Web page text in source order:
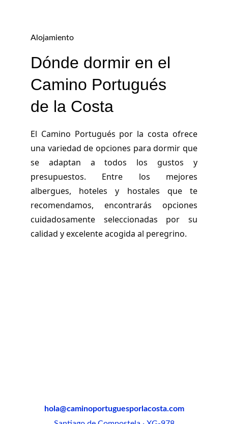
Alojamiento
Dónde dormir en el
Camino Portugués
de la Costa
El Camino Portugués por la costa ofrece
una variedad de opciones para dormir que
se adaptan a todos los gustos y
presupuestos. Entre los mejores
albergues, hoteles y hostales que te
recomendamos, encontrarás opciones
cuidadosamente seleccionadas por su
calidad y excelente acogida al peregrino.
hola@caminoportuguesporlacosta.com